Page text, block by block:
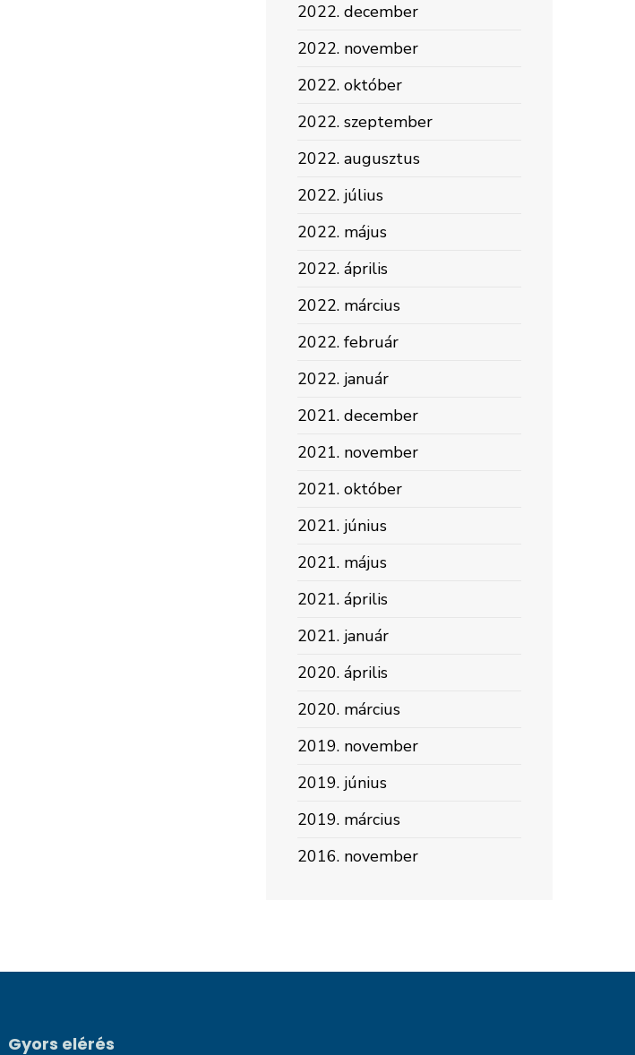
2022. december
2022. november
2022. október
2022. szeptember
2022. augusztus
2022. július
2022. május
2022. április
2022. március
2022. február
2022. január
2021. december
2021. november
2021. október
2021. június
2021. május
2021. április
2021. január
2020. április
2020. március
2019. november
2019. június
2019. március
2016. november
Gyors elérés